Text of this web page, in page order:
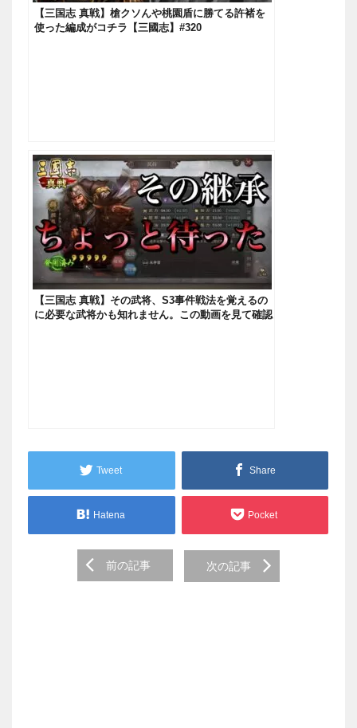
【三国志 真戦】槍クソんや桃園盾に勝てる許褚を
使った編成がコチラ【三國志】#320
【三国志 真戦】その武将、S3事件戦法を覚えるの
に必要な武将かも知れません。この動画を見て確認
Tweet Share
Hatena Pocket
navigation
前の記事 次の記事